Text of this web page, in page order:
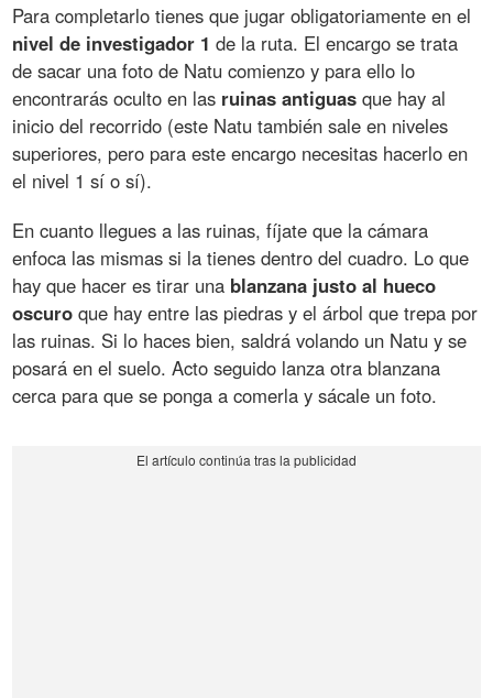
Para completarlo tienes que jugar obligatoriamente en el
nivel de investigador 1 de la ruta. El encargo se trata
de sacar una foto de Natu comienzo y para ello lo
encontrarás oculto en las ruinas antiguas que hay al
inicio del recorrido (este Natu también sale en niveles
superiores, pero para este encargo necesitas hacerlo en
el nivel 1 sí o sí).
En cuanto llegues a las ruinas, fíjate que la cámara
enfoca las mismas si la tienes dentro del cuadro. Lo que
hay que hacer es tirar una blanzana justo al hueco
oscuro que hay entre las piedras y el árbol que trepa por
las ruinas. Si lo haces bien, saldrá volando un Natu y se
posará en el suelo. Acto seguido lanza otra blanzana
cerca para que se ponga a comerla y sácale un foto.